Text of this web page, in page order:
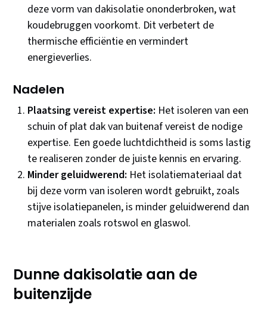
deze vorm van dakisolatie ononderbroken, wat
koudebruggen voorkomt. Dit verbetert de
thermische efficiëntie en vermindert
energieverlies.
Nadelen
Plaatsing vereist expertise: Het isoleren van een
schuin of plat dak van buitenaf vereist de nodige
expertise. Een goede luchtdichtheid is soms lastig
te realiseren zonder de juiste kennis en ervaring.
Minder geluidwerend: Het isolatiemateriaal dat
bij deze vorm van isoleren wordt gebruikt, zoals
stijve isolatiepanelen, is minder geluidwerend dan
materialen zoals rotswol en glaswol.
Dunne dakisolatie aan de
buitenzijde